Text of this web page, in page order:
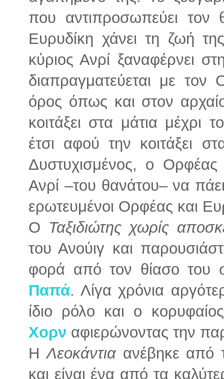
που αντιπροσωπεύει
Ευρυδίκη χάνει τη ζωή
κύριος Ανρί ξαναφέρνει
διαπραγματεύεται με
όρος όπως και στον
κοιτάξει στα μάτια μέχρι
έτσι αφού την κοιτάξει
Δυστυχισμένος, ο Ορφέας
Ανρί –του θανάτου– να
ερωτευμένοι Ορφέας και
Ο Ταξιδιώτης χωρίς
του Ανούιγ και
φορά από τον θίασο του
Παπά. Λίγα χρόνια
ίδιο ρόλο και ο
Χορν αφιερώνοντας την
ΗΛεοκάντια ανέβηκε από
και είναι ένα από τα